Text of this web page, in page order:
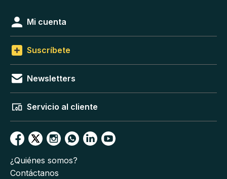
Mi cuenta
Suscríbete
Newsletters
Servicio al cliente
¿Quiénes somos?
Contáctanos